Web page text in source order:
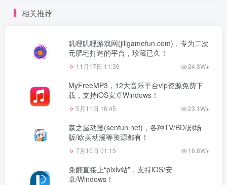
相关推荐
叽哩叽哩游戏网(jiligamefun.com)，专为二次
元肥宅打造的平台，珍藏已久！
11月17日 11:39 24.3W+
MyFreeMP3，12大音乐平台vip资源免费下
载，支持iOS安卓Windows！
5月11日 16:45 23.1W+
森之屋动漫(senfun.net)，各种TV/BD/剧场
版/欧美动漫等资源都有！
7月10日 01:15 16.8W+
免翻直接上“pixiv站”，支持iOS/安
卓/Windows！